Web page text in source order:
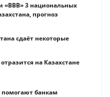
«BBB» 3 национальных
прогноз
сдаёт некоторые
на Казахстане
помогают банкам